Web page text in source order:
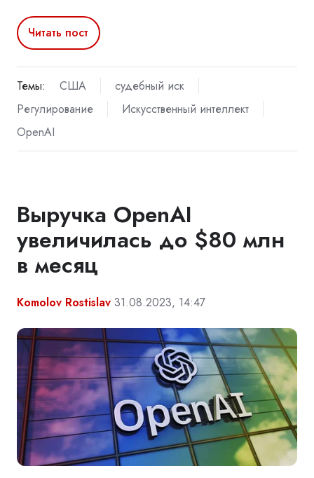
Читать пост
Темы: США
судебный иск
Регулирование
Искусственный интеллект
OpenAI
Выручка OpenAI
увеличилась до $80 млн
в месяц
Komolov Rostislav 31.08.2023, 14:47